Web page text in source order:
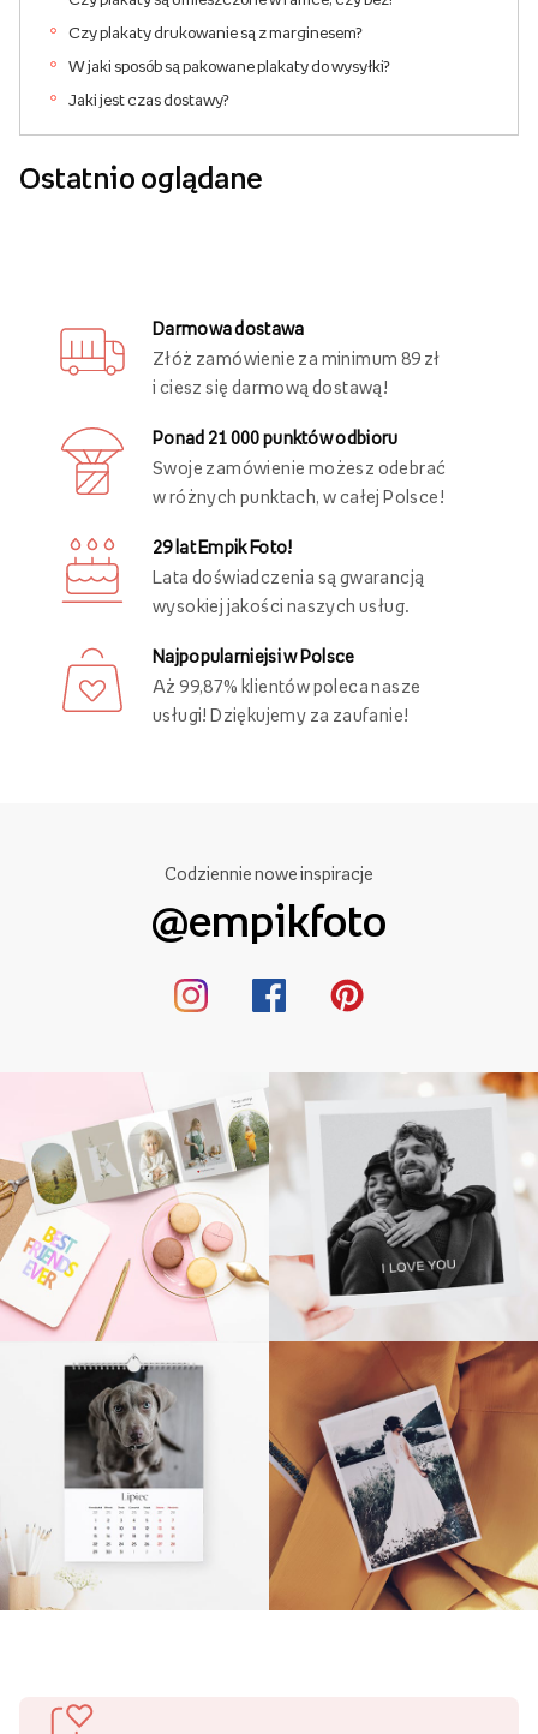
Czy plakaty drukowanie są z marginesem?
W jaki sposób są pakowane plakaty do wysyłki?
Jaki jest czas dostawy?
Ostatnio oglądane
Darmowa dostawa
Złóż zamówienie za minimum 89 zł
i ciesz się darmową dostawą!
Ponad 21 000 punktów odbioru
Swoje zamówienie możesz odebrać
w różnych punktach, w całej Polsce!
29 lat Empik Foto!
Lata doświadczenia są gwarancją
wysokiej jakości naszych usług.
Najpopularniejsi w Polsce
Aż 99,87% klientów poleca nasze
usługi! Dziękujemy za zaufanie!
Codziennie nowe inspiracje
@empikfoto